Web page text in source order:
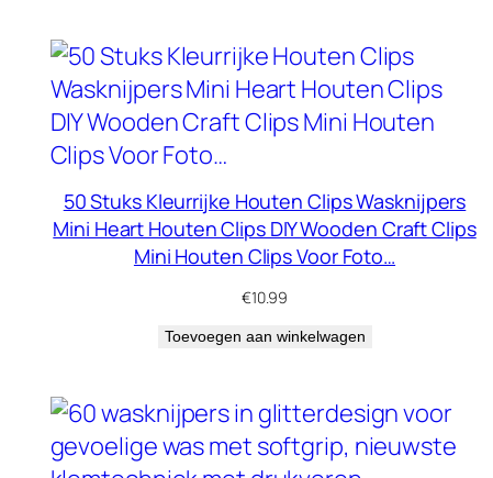
50 Stuks Kleurrijke Houten Clips Wasknijpers
Mini Heart Houten Clips DIY Wooden Craft Clips
Mini Houten Clips Voor Foto…
€10.99
Toevoegen aan winkelwagen